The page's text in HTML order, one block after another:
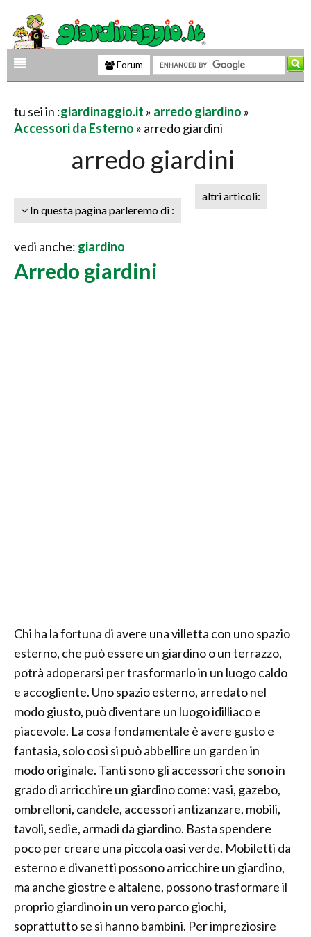
Forum
tu sei in :giardinaggio.it » arredo giardino »
Accessori da Esterno » arredo giardini
arredo giardini
In questa pagina parleremo di :
altri articoli:
vedi anche: giardino
Arredo giardini
Chi ha la fortuna di avere una villetta con uno spazio
esterno, che può essere un giardino o un terrazzo,
potrà adoperarsi per trasformarlo in un luogo caldo
e accogliente. Uno spazio esterno, arredato nel
modo giusto, può diventare un luogo idilliaco e
piacevole. La cosa fondamentale è avere gusto e
fantasia, solo così si può abbellire un garden in
modo originale. Tanti sono gli accessori che sono in
grado di arricchire un giardino come: vasi, gazebo,
ombrelloni, candele, accessori antizanzare, mobili,
tavoli, sedie, armadi da giardino. Basta spendere
poco per creare una piccola oasi verde. Mobiletti da
esterno e divanetti possono arricchire un giardino,
ma anche giostre e altalene, possono trasformare il
proprio giardino in un vero parco giochi,
soprattutto se si hanno bambini. Per impreziosire